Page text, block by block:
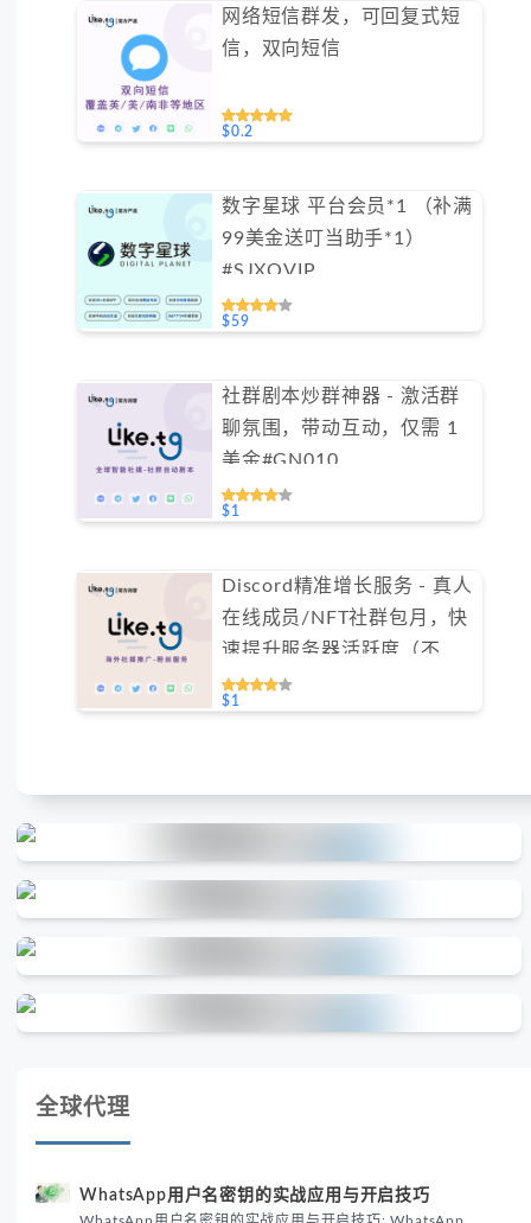
网络短信群发，可回复式短
信，双向短信
$0.2
数字星球 平台会员*1 （补满
99美金送叮当助手*1）
#SJXQVIP
$59
社群剧本炒群神器 - 激活群
聊氛围，带动互动，仅需 1
美金#GN010
$1
Discord精准增长服务 - 真人
在线成员/NFT社群包月，快
速提升服务器活跃度（不支
持免费测试）
$1
全球代理
WhatsApp用户名密钥的实战应用与开启技巧